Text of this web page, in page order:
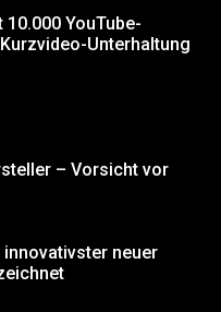
YouTube-
Unterhaltung
– Vorsicht vor
innovativster neuer